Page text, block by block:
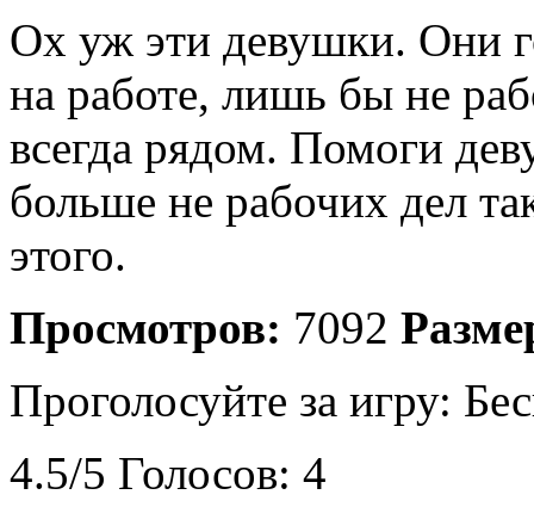
Ох уж эти девушки. Они
на работе, лишь бы не
всегда рядом. Помоги
больше не рабочих дел
этого.
Просмотров: 7092
Проголосуйте за игру:
4.5/5 Голосов: 4